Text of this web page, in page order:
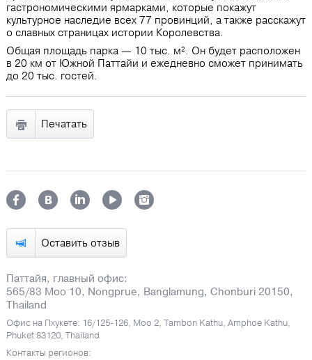
Оставить отзыв
Паттайя, главный офис:
565/83 Moo 10, Nongprue, Banglamung, Chonburi 20150,
Thailand
Офис на Пхукете: 16/125-126, Moo 2, Tambon Kathu, Amphoe Kathu,
Phuket 83120, Thailand
Контакты регионов:
гастрономическими ярмарками, которые покажут
культурное наследие всех 77 провинций, а также расскажут
о славных страницах истории Королевства.
Общая площадь парка — 10 тыс. м². Он будет расположен
в 20 км от Южной Паттайи и ежедневно сможет принимать
до 20 тыс. гостей.
Печатать